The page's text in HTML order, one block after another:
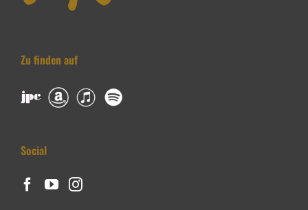
Zu finden auf
Social